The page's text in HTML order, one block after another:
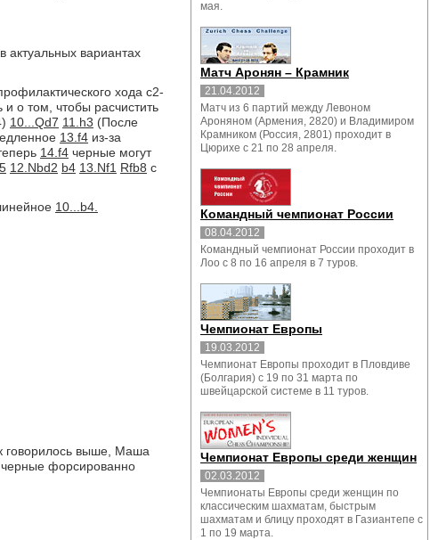
актуальных вариантах
хода с2-
о том, чтобы расчистить
10...Qd7 11.h3 (После
13.f4 из-за
14.f4 черные могут
12.Nbd2 b4 13.Nf1 Rfb8 с
10...b4.
говорилось выше, Маша
форсированно
мая.
Матч Аронян – Крамник
21.04.2012
Матч из 6 партий между Левоном
Ароняном (Армения, 2820) и Владимиром
Крамником (Россия, 2801) проходит в
Цюрихе с 21 по 28 апреля.
Командный чемпионат России
08.04.2012
Командный чемпионат России проходит в
Лоо с 8 по 16 апреля в 7 туров.
Чемпионат Европы
19.03.2012
Чемпионат Европы проходит в Пловдиве
(Болгария) с 19 по 31 марта по
швейцарской системе в 11 туров.
Чемпионат Европы среди женщин
02.03.2012
Чемпионаты Европы среди женщин по
классическим шахматам, быстрым
шахматам и блицу проходят в Газиантепе с
1 по 19 марта.